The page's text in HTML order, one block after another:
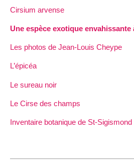
Cirsium arvense
Une espèce exotique
Les photos de Jean-Louis Cheype
L’épicéa
Le sureau noir
Le Cirse des champs
Inventaire botanique de St-Sigismond